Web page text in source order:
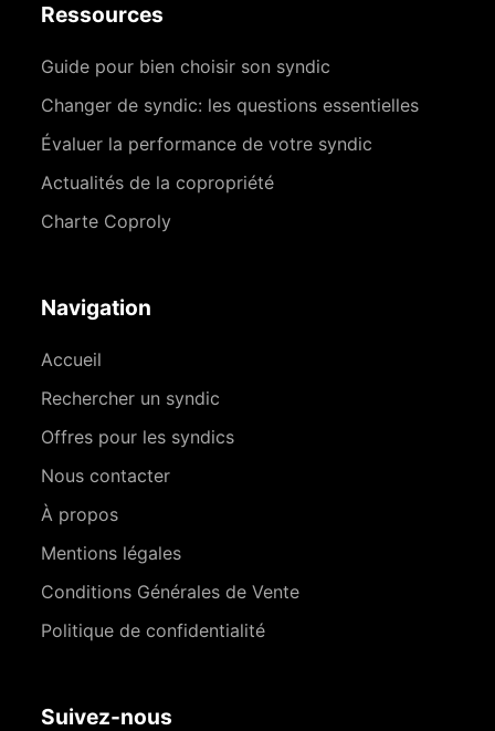
Ressources
Guide pour bien choisir son syndic
Changer de syndic: les questions essentielles
Évaluer la performance de votre syndic
Actualités de la copropriété
Charte Coproly
Navigation
Accueil
Rechercher un syndic
Offres pour les syndics
Nous contacter
À propos
Mentions légales
Conditions Générales de Vente
Politique de confidentialité
Suivez-nous